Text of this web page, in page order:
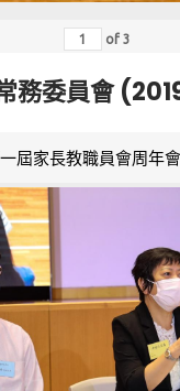
of3
務委員會
屆家長教職員會周年